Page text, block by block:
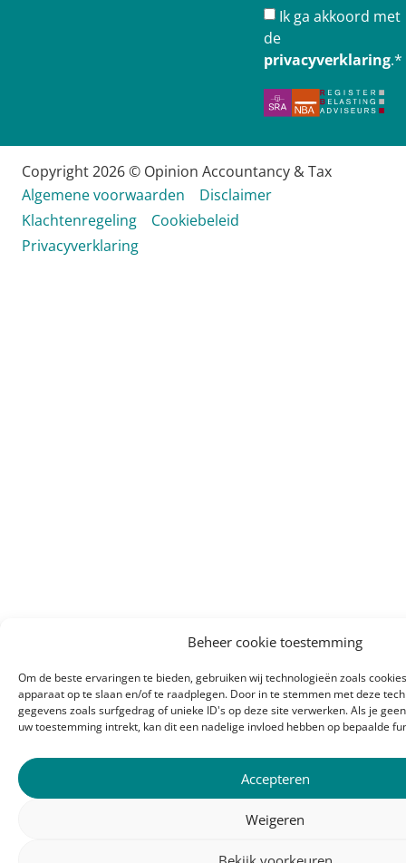
Beheer cookie toestemming
Om de beste ervaringen te bieden, gebruiken wij technologieën zoals
apparaat op te slaan en/of te raadplegen. Door in te stemmen met deze
gegevens zoals surfgedrag of unieke ID's op deze site verwerken. Als je
uw toestemming intrekt, kan dit een nadelige invloed hebben op bepaalde
Accepteren
Weigeren
Ik ga akkoord met
de
privacyverklaring.*
Copyright 2026 © Opinion Accountancy & Tax
Algemene voorwaarden
Disclaimer
Klachtenregeling
Cookiebeleid
Privacyverklaring